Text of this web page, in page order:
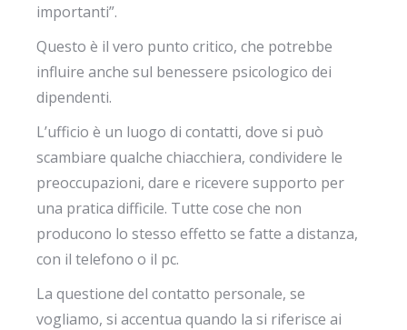
importanti”.
Questo è il vero punto critico, che potrebbe
influire anche sul benessere psicologico dei
dipendenti.
L’ufficio è un luogo di contatti, dove si può
scambiare qualche chiacchiera, condividere le
preoccupazioni, dare e ricevere supporto per
una pratica difficile. Tutte cose che non
producono lo stesso effetto se fatte a distanza,
con il telefono o il pc.
La questione del contatto personale, se
vogliamo, si accentua quando la si riferisce ai